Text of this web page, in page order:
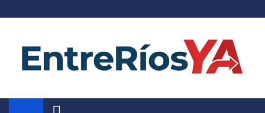
Noticias de Entre Ríos
Información de toda la provincia ahora